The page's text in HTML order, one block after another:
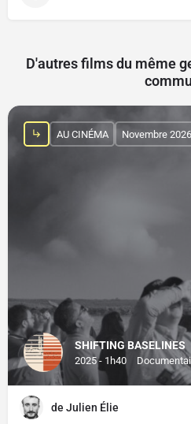
D'autres films du même
SHIFTING BASELINES
2025 - 1h40
AU CINÉMA Novembre 2026
de Julien Élie